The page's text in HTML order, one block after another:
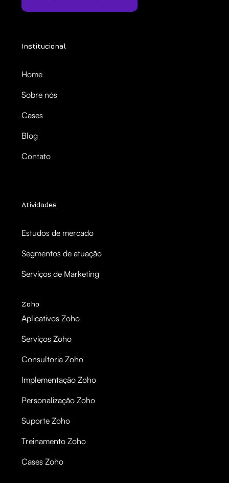
Institucional
Home
Sobre nós
Cases
Blog
Contato
Atividades
Estudos de mercado
Segmentos de atuação
Serviços de Marketing
Zoho
Aplicativos Zoho
Serviços Zoho
Consultoria Zoho
Implementação Zoho
Personalização Zoho
Suporte Zoho
Treinamento Zoho
Cases Zoho